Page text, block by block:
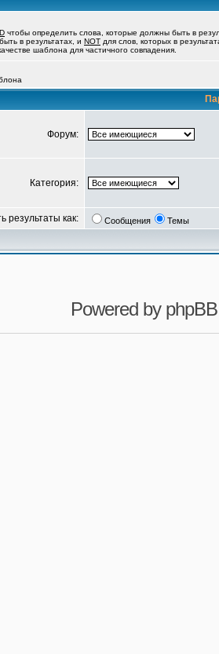
чтобы определить слова, которые должны быть в
в результатах, и NOT для слов, которых в
шаблона для частичного совпадения.
Форум:
Категория:
результаты как: Сообщения Темы
Powered by phpBB